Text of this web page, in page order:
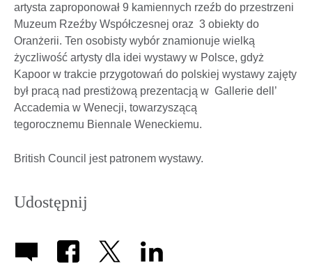
artysta zaproponował 9 kamiennych rzeźb do przestrzeni
Muzeum Rzeźby Współczesnej oraz 3 obiekty do
Oranżerii. Ten osobisty wybór znamionuje wielką
życzliwość artysty dla idei wystawy w Polsce, gdyż
Kapoor w trakcie przygotowań do polskiej wystawy zajęty
był pracą nad prestiżową prezentacją w Gallerie dell’
Accademia w Wenecji, towarzyszącą
tegorocznemu Biennale Weneckiemu.
British Council jest patronem wystawy.
Udostępnij